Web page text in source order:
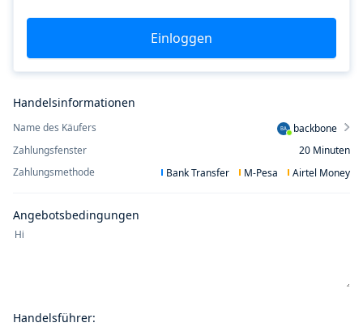
Einloggen
Handelsinformationen
Name des Käufers BA
backbone
Zahlungsfenster
20 Minuten
Zahlungsmethode
Bank Transfer M-Pesa Airtel Money
Angebotsbedingungen
Handelsführer: